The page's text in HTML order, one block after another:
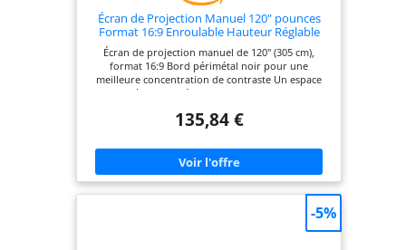
Écran de Projection Manuel 120" pounces
Format 16:9 Enroulable Hauteur Réglable
vidéoprojecteur, 264 x 150 cm, Fixation Mur
ou Plafond , Carter 283cm Full HD 3D 4K
Écran de projection manuel de 120" (305 cm),
format 16:9 Bord périmétal noir pour une
meilleure concentration de contraste Un espace
de 2,83 mètres est nécessaire pour l’installation du
supplémentaire de 23,5 cm en noir
135,84 €
-5%